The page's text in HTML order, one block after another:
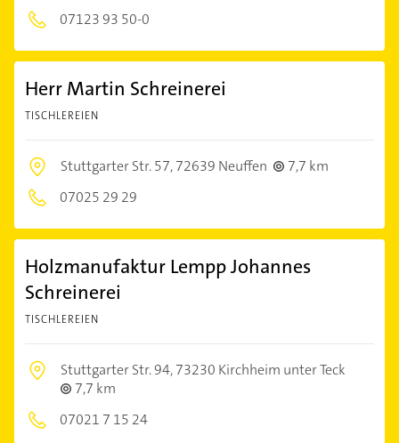
07123 93 50-0
Herr Martin Schreinerei
TISCHLEREIEN
Stuttgarter Str. 57,72639 Neuffen
7,7 km
07025 29 29
Holzmanufaktur Lempp Johannes
Schreinerei
TISCHLEREIEN
Stuttgarter Str. 94,73230 Kirchheim unter Teck
7,7 km
07021 7 15 24